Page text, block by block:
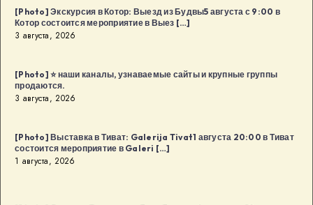
в
Будва:
Kaffa
августа
в
Будва
[…]
[Photo] Экскурсия в Котор: Выезд из Будвы5 августа с 9:00 в
Котор состоится мероприятие в Выез […]
3 августа, 2026
[Photo] ⭐️ наши каналы, узнаваемые сайты и крупные группы
продаются.
3 августа, 2026
[Photo] Выставка в Тиват: Galerija Tivat1 августа 20:00 в Тиват
состоится мероприятие в Galeri […]
1 августа, 2026